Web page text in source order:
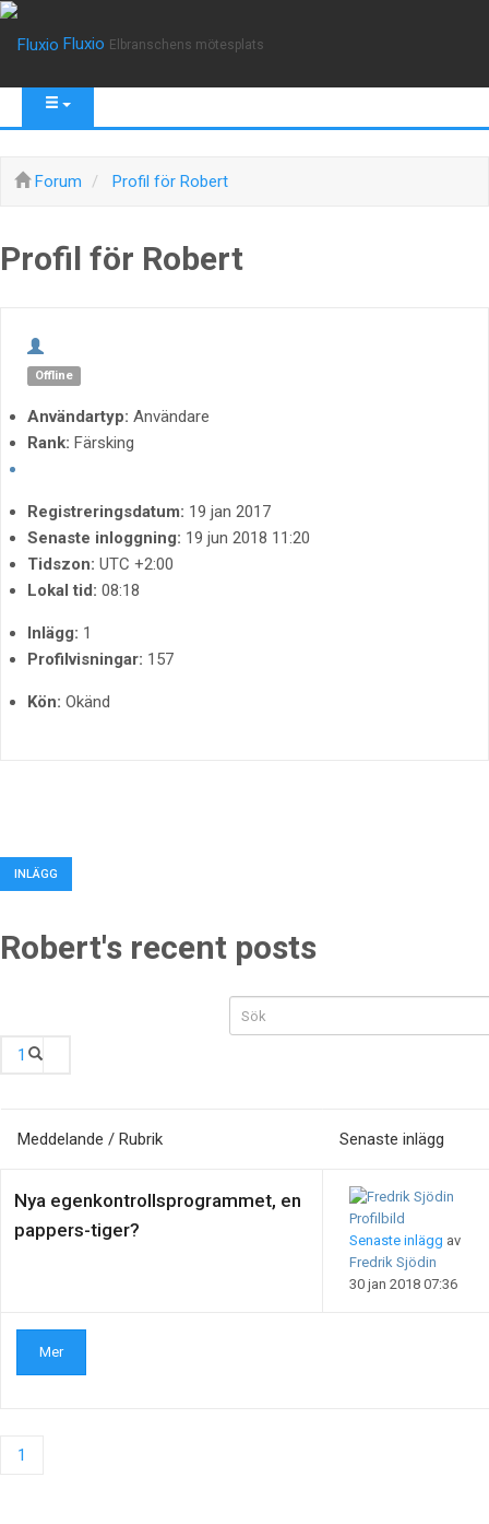
Fluxio Elbranschens mötesplats
Forum Profil för Robert
Profil för Robert
Offline
Användartyp: Användare
Rank: Färsking
Registreringsdatum: 19 jan 2017
Senaste inloggning: 19 jun 2018 11:20
Tidszon: UTC +2:00
Lokal tid: 08:18
Inlägg: 1
Profilvisningar: 157
Kön: Okänd
INLÄGG
Robert's recent posts
1
Meddelande / Rubrik Senaste inlägg
Mer
Nya egenkontrollsprogrammet, en
pappers-tiger?
Senaste inlägg av
Fredrik Sjödin
30 jan 2018 07:36
1